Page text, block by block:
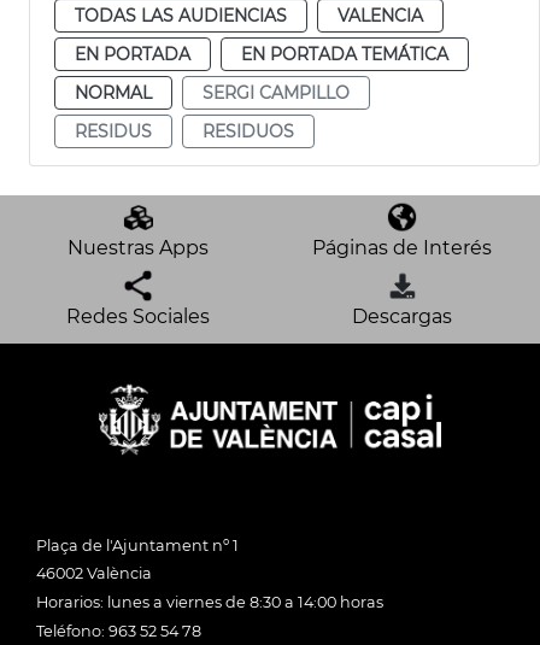
TODAS LAS AUDIENCIAS
VALENCIA
EN PORTADA
EN PORTADA TEMÁTICA
NORMAL
SERGI CAMPILLO
RESIDUS
RESIDUOS
Nuestras Apps Páginas de Interés
Redes Sociales Descargas
Plaça de l'Ajuntament nº 1
46002 València
Horarios: lunes a viernes de 8:30 a 14:00 horas
Teléfono: 963 52 54 78